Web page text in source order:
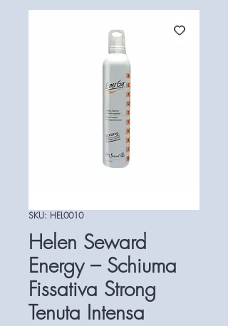
SKU: HEL0010
Helen Seward
Energy – Schiuma
Fissativa Strong
Tenuta Intensa